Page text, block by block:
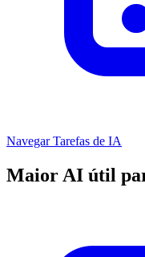
Navegar Tarefas de IA
Maior AI útil